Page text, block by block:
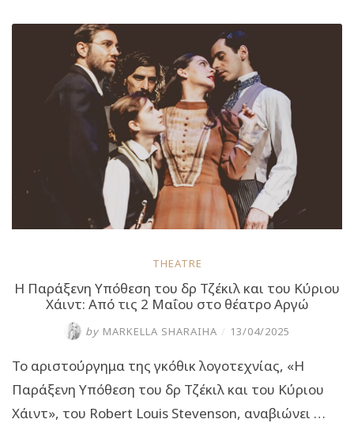
Αρμπούζωφ
στο
θέατρο
Αργώ
από
τις
3
Νοεμβρίου”
THEATRE
H Παράξενη Υπόθεση του δρ Τζέκιλ και του Κύριου
Χάιντ: Από τις 2 Μαΐου στο θέατρο Αργώ
by MARKELLA SHARAIHA / 13/04/2025
Το αριστούργημα της γκόθικ λογοτεχνίας, «Η
Παράξενη Υπόθεση του δρ Τζέκιλ και του Κύριου
Χάιντ», του Robert Louis Stevenson, αναβιώνει …